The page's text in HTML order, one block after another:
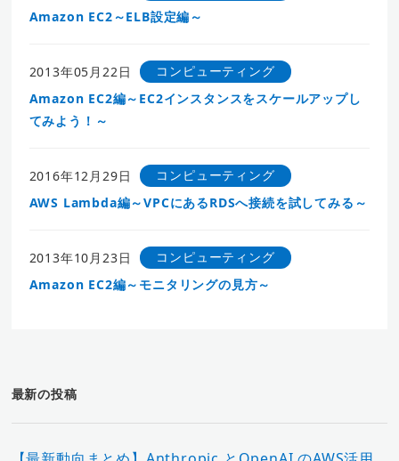
Amazon EC2～ELB設定編～
2013年05月22日
コンピューティング
Amazon EC2編～EC2インスタンスをスケールアップし
てみよう！～
2016年12月29日
コンピューティング
AWS Lambda編～VPCにあるRDSへ接続を試してみる～
2013年10月23日
コンピューティング
Amazon EC2編～モニタリングの見方～
最新の投稿